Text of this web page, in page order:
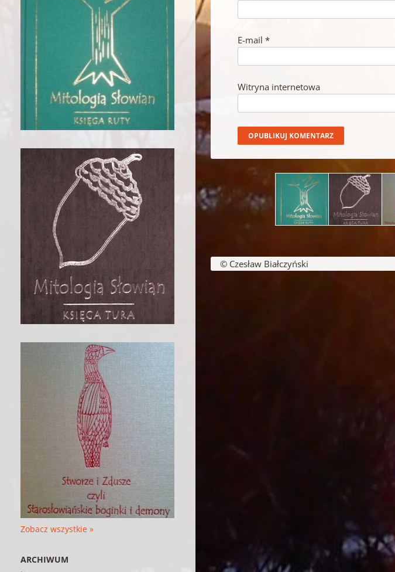
E-mail*
Witryna internetowa
Zobacz wszystkie »
ARCHIWUM
© Czesław Białczyński